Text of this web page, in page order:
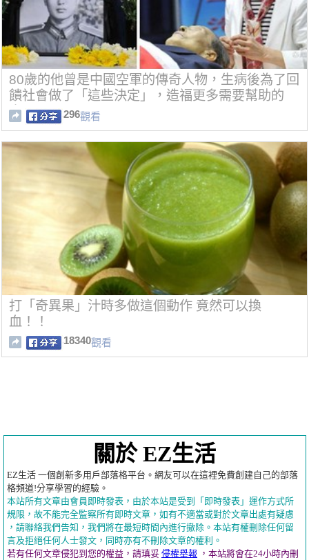
80歲的他曾是中國空軍的傳奇人物，生病後為了回
饋社會做了「這些決定」，造福更多需要幫助的
人！
296觀看
打「奇異果」汁時多做這個動作 竟然可以換
血！！
18340觀看
關於 EZ生活
EZ生活 一個創新多用戶部落格平台。網友可以在這裡免費創建自己的部落
格頻道!分享學習的經驗。
本站所有文章由會員即時發表，由於本站是受到「即時發表」運作方式所
規限，故不能完全監察所有即時文章，如有不適當或對於文章出處有疑慮
，請聯絡我們告知，我們將在最短時間內進行撤除。本站有權刪除任何留
言及拒絕任何人士發文，同時亦有不刪除文章的權利。
若有任何文章侵犯到您的權益，請瑱妥 侵權舉報 ，本站將會在24小時內刪